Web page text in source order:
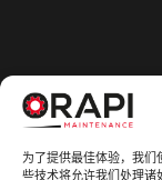
为了提供最佳体验，我们
些技术将允许我们处理诸